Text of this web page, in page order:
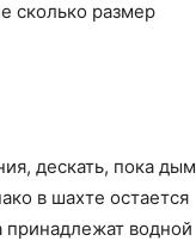
сколько размер
дескать, пока дым
в шахте остается
принадлежат водной